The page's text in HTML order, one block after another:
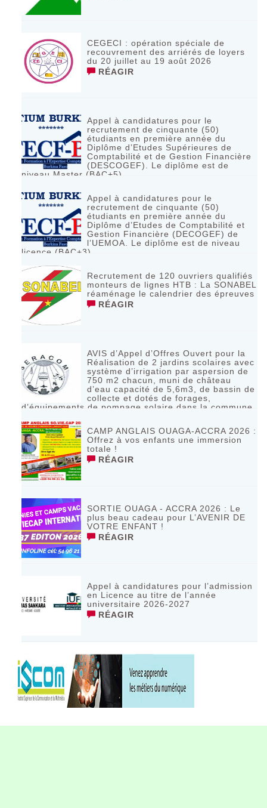
CEGECI : opération spéciale de
recouvrement des arriérés de loyers
du 20 juillet au 19 août 2026
RÉAGIR
Appel à candidatures pour le
recrutement de cinquante (50)
étudiants en première année du
Diplôme d’Etudes Supérieures de
Comptabilité et de Gestion Financière
(DESCOGEF). Le diplôme est de
niveau Master (BAC+5)
Appel à candidatures pour le
recrutement de cinquante (50)
étudiants en première année du
Diplôme d’Etudes de Comptabilité et
Gestion Financière (DECOGEF) de
l’UEMOA. Le diplôme est de niveau
licence (BAC+3)
Recrutement de 120 ouvriers qualifiés
monteurs de lignes HTB : La SONABEL
réaménage le calendrier des épreuves
RÉAGIR
AVIS d’Appel d’Offres Ouvert pour la
Réalisation de 2 jardins scolaires avec
système d’irrigation par aspersion de
750 m2 chacun, muni de château
d’eau capacité de 5,6m3, de bassin de
collecte et dotés de forages,
d’équipements de pompage solaire dans la commune
RÉAGIR
CAMP ANGLAIS OUAGA-ACCRA 2026 :
Offrez à vos enfants une immersion
totale !
RÉAGIR
SORTIE OUAGA - ACCRA 2026 : Le
plus beau cadeau pour L’AVENIR DE
VOTRE ENFANT !
RÉAGIR
Appel à candidatures pour l’admission
en Licence au titre de l’année
universitaire 2026-2027
RÉAGIR